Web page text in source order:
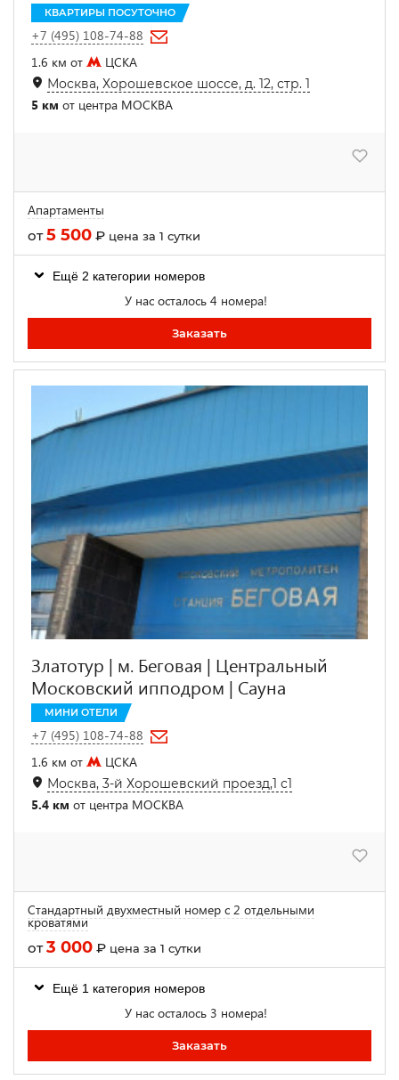
КВАРТИРЫ ПОСУТОЧНО
+7 (495) 108-74-88
1.6 км от
ЦСКА
Москва, Хорошевское шоссе, д. 12, стр. 1
5 км от центра МОСКВА
Апартаменты
от5 500 ₽ цена за 1 сутки
Ещё 2 категории номеров
У нас осталось 4 номера!
Заказать
Златотур | м. Беговая | Центральный
Московский ипподром | Сауна
МИНИ ОТЕЛИ
+7 (495) 108-74-88
1.6 км от
ЦСКА
Москва, 3-й Хорошевский проезд,1 с1
5.4 км от центра МОСКВА
Стандартный двухместный номер с 2 отдельными
кроватями
от3 000 ₽ цена за 1 сутки
Ещё 1 категория номеров
У нас осталось 3 номера!
Заказать